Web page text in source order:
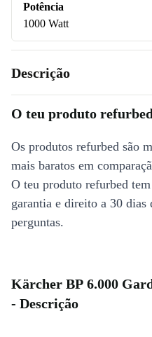
Potência
1000 Watt
Descrição
O teu produto refurbed
Os produtos refurbed são
mais baratos em
O teu produto refurbed
garantia e direito a 30 dias
perguntas.
Kärcher BP 6.000
- Descrição